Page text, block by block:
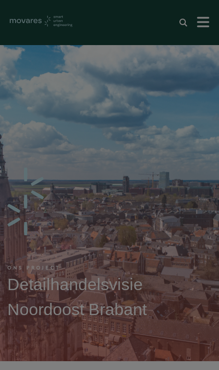
ONS PROJECT
Detailhandelsvisie
Noordoost Brabant